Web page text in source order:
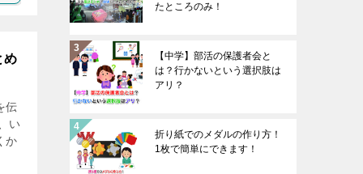
め
伝
い
か
たところのみ！
【中学】部活の保護者会と
は？行かないという選択肢は
アリ？
折り紙でのメダルの作り方！
1枚で簡単にできます！